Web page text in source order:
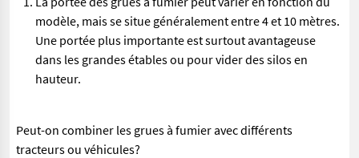
modèle, mais se situe généralement entre 4 et 10 mètres.
Une portée plus importante est surtout avantageuse
dans les grandes étables ou pour vider des silos en
hauteur.
Peut-on combiner les grues à fumier avec différents
tracteurs ou véhicules?